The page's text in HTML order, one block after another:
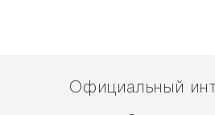
Официальный